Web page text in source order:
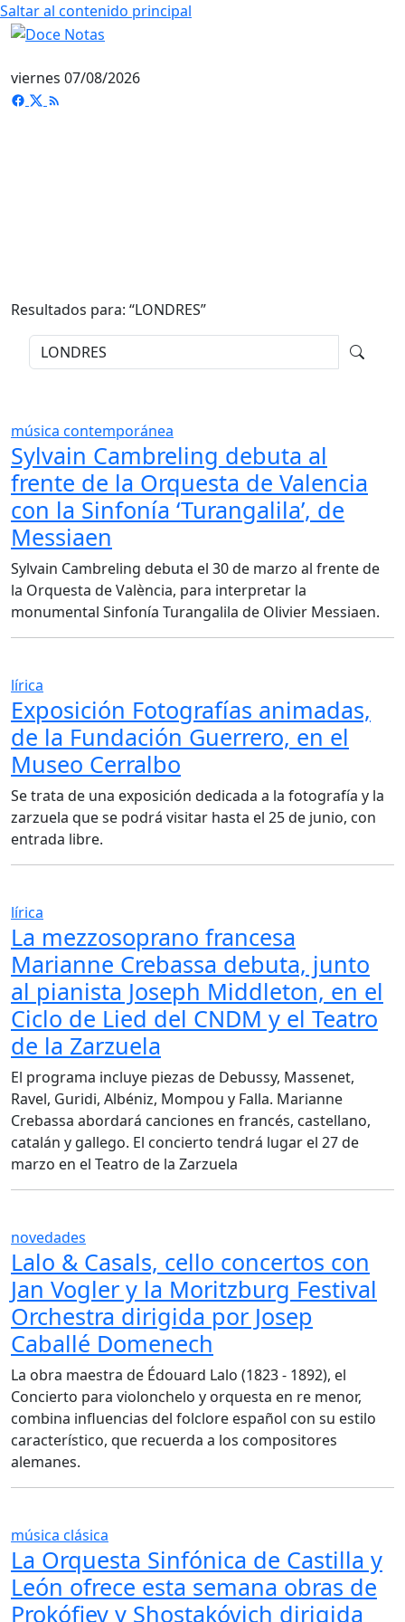
Saltar al contenido principal
viernes 07/08/2026
Resultados para: “LONDRES”
música contemporánea
Sylvain Cambreling debuta al
frente de la Orquesta de Valencia
con la Sinfonía ‘Turangalila’, de
Messiaen
Sylvain Cambreling debuta el 30 de marzo al frente de
la Orquesta de València, para interpretar la
monumental Sinfonía Turangalila de Olivier Messiaen.
lírica
Exposición Fotografías animadas,
de la Fundación Guerrero, en el
Museo Cerralbo
Se trata de una exposición dedicada a la fotografía y la
zarzuela que se podrá visitar hasta el 25 de junio, con
entrada libre.
lírica
La mezzosoprano francesa
Marianne Crebassa debuta, junto
al pianista Joseph Middleton, en el
Ciclo de Lied del CNDM y el Teatro
de la Zarzuela
El programa incluye piezas de Debussy, Massenet,
Ravel, Guridi, Albéniz, Mompou y Falla. Marianne
Crebassa abordará canciones en francés, castellano,
catalán y gallego. El concierto tendrá lugar el 27 de
marzo en el Teatro de la Zarzuela
novedades
Lalo & Casals, cello concertos con
Jan Vogler y la Moritzburg Festival
Orchestra dirigida por Josep
Caballé Domenech
La obra maestra de Édouard Lalo (1823 - 1892), el
Concierto para violonchelo y orquesta en re menor,
combina influencias del folclore español con su estilo
característico, que recuerda a los compositores
alemanes.
música clásica
La Orquesta Sinfónica de Castilla y
León ofrece esta semana obras de
Prokófiev y Shostakóvich dirigida